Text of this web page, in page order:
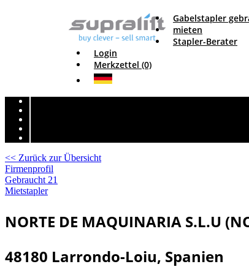
Gabelstapler
mieten
Stapler-Berater
Login
Merkzettel (0)
<< Zurück zur Übersicht
Firmenprofil
Gebraucht 21
Mietstapler
NORTE DE MAQUINARIA S.L.U
48180 Larrondo-Loiu, Spanien